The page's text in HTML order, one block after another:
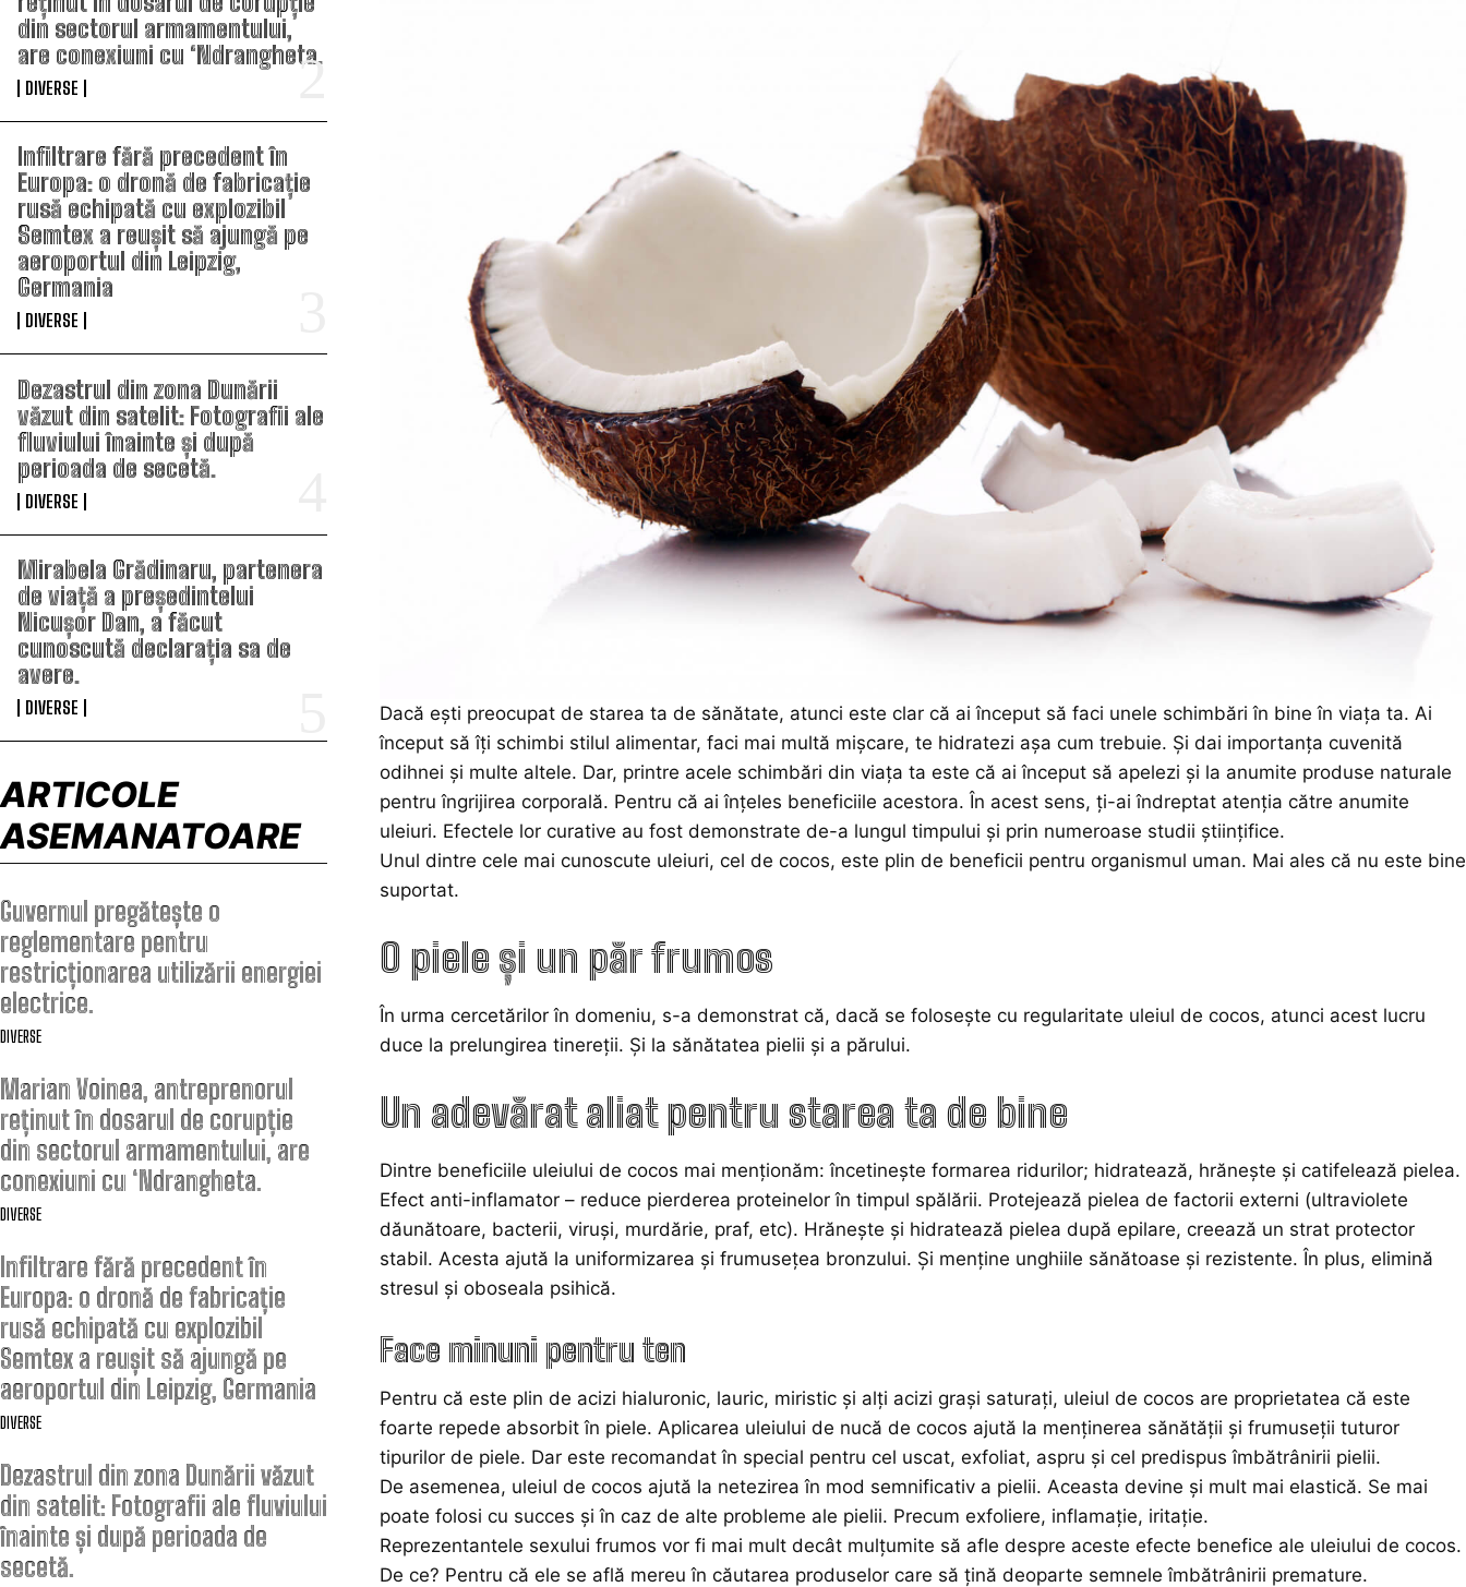
din sectorul armamentului,
are conexiuni cu ‘Ndrangheta.
DIVERSE
Infiltrare fără precedent în
Europa: o dronă de fabricație
rusă echipată cu explozibil
Semtex a reușit să ajungă pe
aeroportul din Leipzig,
Germania
DIVERSE
Dezastrul din zona Dunării
văzut din satelit: Fotografii ale
fluviului înainte și după
perioada de secetă.
DIVERSE
Mirabela Grădinaru, partenera
de viață a președintelui
Nicușor Dan, a făcut
cunoscută declarația sa de
avere.
DIVERSE
ARTICOLE
ASEMANATOARE
Guvernul pregătește o
reglementare pentru
restricționarea utilizării energiei
electrice.
DIVERSE
Marian Voinea, antreprenorul
reținut în dosarul de corupție
din sectorul armamentului, are
conexiuni cu ‘Ndrangheta.
DIVERSE
Infiltrare fără precedent în
Europa: o dronă de fabricație
rusă echipată cu explozibil
Semtex a reușit să ajungă pe
aeroportul din Leipzig, Germania
DIVERSE
Dezastrul din zona Dunării văzut
din satelit: Fotografii ale fluviului
înainte și după perioada de
secetă.
Dacă ești preocupat de starea ta de sănătate, atunci este clar că ai început să faci unele schimbări în bine în viața ta. Ai
început să îți schimbi stilul alimentar, faci mai multă mișcare, te hidratezi așa cum trebuie. Și dai importanța cuvenită
odihnei și multe altele. Dar, printre acele schimbări din viața ta este că ai început să apelezi și la anumite produse naturale
pentru îngrijirea corporală. Pentru că ai înțeles beneficiile acestora. În acest sens, ți-ai îndreptat atenția către anumite
uleiuri. Efectele lor curative au fost demonstrate de-a lungul timpului și prin numeroase studii științifice.
Unul dintre cele mai cunoscute uleiuri, cel de cocos, este plin de beneficii pentru organismul uman. Mai ales că nu este bine
suportat.
O piele și un păr frumos
În urma cercetărilor în domeniu, s-a demonstrat că, dacă se folosește cu regularitate uleiul de cocos, atunci acest lucru
duce la prelungirea tinereții. Și la sănătatea pielii și a părului.
Un adevărat aliat pentru starea ta de bine
Dintre beneficiile uleiului de cocos mai menționăm: încetinește formarea ridurilor; hidratează, hrănește și catifelează pielea.
Efect anti-inflamator – reduce pierderea proteinelor în timpul spălării. Protejează pielea de factorii externi (ultraviolete
dăunătoare, bacterii, viruși, murdărie, praf, etc). Hrănește și hidratează pielea după epilare, creează un strat protector
stabil. Acesta ajută la uniformizarea și frumusețea bronzului. Și menține unghiile sănătoase și rezistente. În plus, elimină
stresul și oboseala psihică.
Face minuni pentru ten
Pentru că este plin de acizi hialuronic, lauric, miristic şi alţi acizi graşi saturaţi, uleiul de cocos are proprietatea că este
foarte repede absorbit în piele. Aplicarea uleiului de nucă de cocos ajută la menținerea sănătății și frumuseții tuturor
tipurilor de piele. Dar este recomandat în special pentru cel uscat, exfoliat, aspru și cel predispus îmbătrânirii pielii.
De asemenea, uleiul de cocos ajută la netezirea în mod semnificativ a pielii. Aceasta devine și mult mai elastică. Se mai
poate folosi cu succes și în caz de alte probleme ale pielii. Precum exfoliere, inflamație, iritație.
Reprezentantele sexului frumos vor fi mai mult decât mulțumite să afle despre aceste efecte benefice ale uleiului de cocos.
De ce? Pentru că ele se află mereu în căutarea produselor care să țină deoparte semnele îmbătrânirii premature.